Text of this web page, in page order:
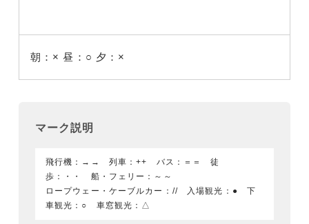
朝：× 昼：○ 夕：×
マーク説明
飛行機：→→ 列車：++ バス：＝＝ 徒
歩：・・ 船・フェリー：～～
ロープウェー・ケーブルカー：// 入場観光：● 下
車観光：○ 車窓観光：△